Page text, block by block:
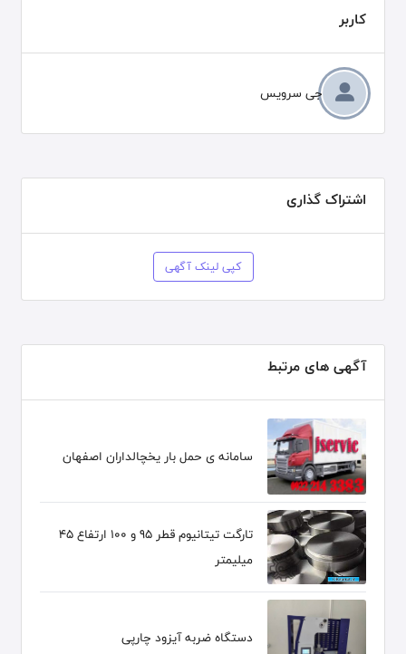
کاربر
جی سرویس
اشتراک گذاری
کپی لینک آگهی
آگهی های مرتبط
سامانه ی حمل بار یخچالداران اصفهان
تارگت تیتانیوم قطر 95 و 100 ارتفاع 45
میلیمتر
دستگاه ضربه آیزود چارپی